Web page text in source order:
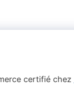
certifié chez